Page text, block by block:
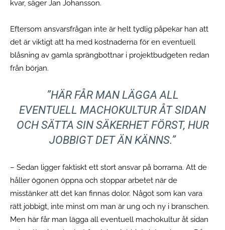
kvar, säger Jan Johansson.
Eftersom ansvarsfrågan inte är helt tydlig påpekar han att
det är viktigt att ha med kostnaderna för en eventuell
blåsning av gamla sprängbottnar i projektbudgeten redan
från början.
”HÄR FÅR MAN LÄGGA ALL
EVENTUELL MACHOKULTUR ÅT SIDAN
OCH SÄTTA SIN SÄKERHET FÖRST, HUR
JOBBIGT DET ÄN KÄNNS.”
– Sedan ligger faktiskt ett stort ansvar på borrarna. Att de
håller ögonen öppna och stoppar arbetet när de
misstänker att det kan finnas dolor. Något som kan vara
rätt jobbigt, inte minst om man är ung och ny i branschen.
Men här får man lägga all eventuell machokultur åt sidan